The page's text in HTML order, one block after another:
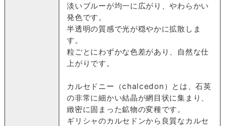
淡いブルーが均一に広がり、やわらかい
発色です。
半透明の質感で光が穏やかに拡散しま
す。
粒ごとにわずかな色差があり、自然な仕
上がりです。
カルセドニー（chalcedon）とは、石英
の非常に細かい結晶が網目状に集まり、
緻密に固まった鉱物の変種です。
ギリシャのカルセドンから良質なカルセ